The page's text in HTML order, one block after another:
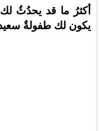
أكثرُ ما قد يحدُثُ
يكون لك طفولةٌ